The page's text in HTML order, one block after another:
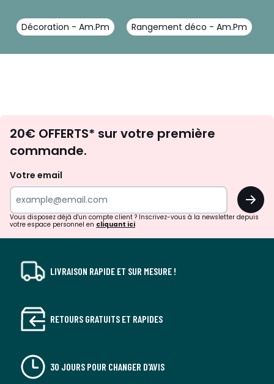
Décoration - Am.Pm Rangement déco - Am.Pm
d'inspirations
surprises?
20€ OFFERTS* sur votre première
commande.
Votre email
OK
Vous disposez déjà d'un compte client ? Inscrivez-vous à la newsletter depuis
votre espace personnel en cliquant ici
LIVRAISON RAPIDE ET SUR MESURE !
RETOURS GRATUITS ET RAPIDES
30 JOURS POUR CHANGER D'AVIS